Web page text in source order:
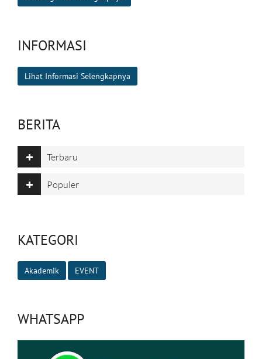
INFORMASI
Lihat Informasi Selengkapnya
BERITA
Terbaru
Populer
KATEGORI
Akademik EVENT
WHATSAPP